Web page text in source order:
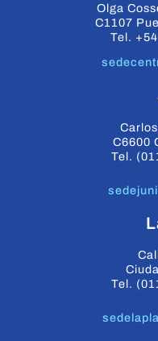
Olga
C1107
Tel.
C6600
Tel.
Tel.